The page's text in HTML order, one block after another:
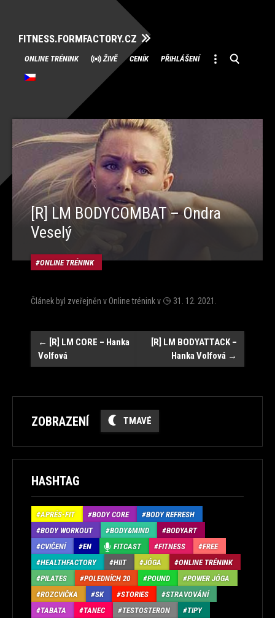
FITNESS.FORMFACTORY.CZ
Přeskočit
na
obsah
ONLINE TRÉNINK ŽIVĚ CENÍK PŘIHLÁŠENÍ
[R] LM BODYCOMBAT – Ondra
Veselý
ONLINE TRÉNINK
Článek byl zveřejněn vOnline tréninkv 31. 12. 2021
Navigace
← [R] LM CORE – Hanka
Volfová
[R] LM BODYATTACK –
Hanka Volfová →
ZOBRAZENÍ TMAVÉ
HASHTAG
APRÉS-FIT BODY CORE
BODY REFRESH
BODY WORKOUT
BODY&MIND
BODYART
CVIČENÍ
EN FITCAST FITNESS
FREE
HEALTHFACTORY
HIIT JÓGA
ONLINE TRÉNINK
PILATES
POLEDNÍCH 20 POUND
POWER JÓGA
ROZCVIČKA
SK STORIES
STRAVOVÁNÍ
TABATA
TANEC TESTOSTERON
TIPY